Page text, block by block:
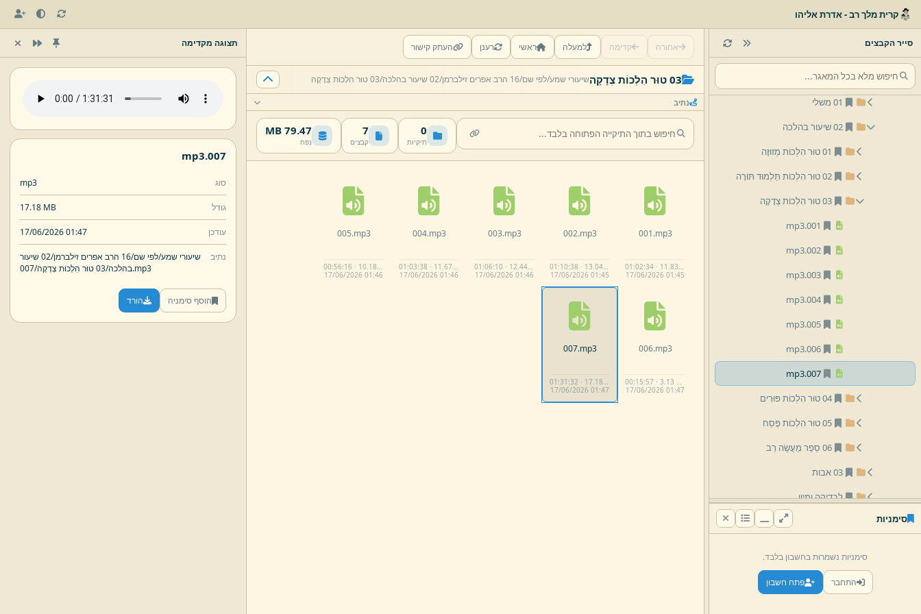
קרית מלך רב - אדרת אליהו
סייר הקבצים
13 הרב אליעזר וייס
16 הרב אפרים זילברמן
01 משלי
02 שיעור בהלכה
01 טוּר הִלְכוֹת מְזוּזָה
02 טוּר הִלְכוֹת תַּלְמוּד תּוֹרָה
03 טוּר הִלְכוֹת צְדָקָה
001.
mp3
002.
mp3
003.
mp3
004.
mp3
005.
mp3
006.
mp3
007.
mp3
04 טוּר הִלְכוֹת פּוּרִים
05 טוּר הִלְכוֹת פֶּסַח
06 סֵפֶר מַעֲשֶׂה רַב
03 אבות
לבדיקה ומיון
20 הרב ישראל זילברמן
21 הרב אברהם פנט
סימניות
סימניות נשמרות בחשבון בלבד.
התחבר פתח חשבון
אחורה קדימה למעלה ראשי רענן העתק קישור
03 טוּר הִלְכוֹת צְדָקָה שיעורי שמע/לפי שם/16 הרב אפרים זילברמן/ 02 שיעור בהלכה/ 03 טוּר הִלְכוֹת צְדָקָה
נתיב
0
תיקיות
7
קבצים
79.47 MB
נפח
001.mp3
01:02:34 · 11.83 MB
17/06/2026 01:45
002.mp3
01:10:38 · 13.04 MB
17/06/2026 01:45
003.mp3
01:06:10 · 12.44 MB
17/06/2026 01:46
004.mp3
01:03:38 · 11.67 MB
17/06/2026 01:46
005.mp3
00:56:16 · 10.18 MB
17/06/2026 01:46
006.mp3
00:15:57 · 3.13 MB
17/06/2026 01:47
007.mp3
01:31:32 · 17.18 MB
17/06/2026 01:47
תצוגה מקדימה
007.
mp3
סוג mp3
גודל 17.18 MB
עודכן 17/06/2026 01:47
נתיב שיעורי שמע/לפי שם/16 הרב אפרים זילברמן/
02 שיעור
בהלכה/03 טוּר הִלְכוֹת צְדָקָה/ 007.mp3
הוסף סימניה הורד